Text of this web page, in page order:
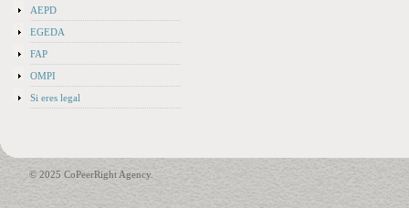
AEPD
EGEDA
FAP
OMPI
Si eres legal
© 2025 CoPeerRight Agency.